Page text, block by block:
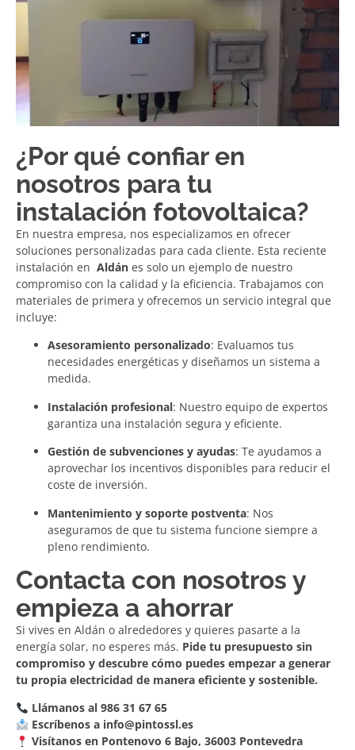
¿Por qué confiar en
nosotros para tu
instalación fotovoltaica?
En nuestra empresa, nos especializamos en ofrecer
soluciones personalizadas para cada cliente. Esta reciente
instalación en Aldán es solo un ejemplo de nuestro
compromiso con la calidad y la eficiencia. Trabajamos con
materiales de primera y ofrecemos un servicio integral que
incluye:
Asesoramiento personalizado: Evaluamos tus
necesidades energéticas y diseñamos un sistema a
medida.
Instalación profesional: Nuestro equipo de expertos
garantiza una instalación segura y eficiente.
Gestión de subvenciones y ayudas: Te ayudamos a
aprovechar los incentivos disponibles para reducir el
coste de inversión.
Mantenimiento y soporte postventa: Nos
aseguramos de que tu sistema funcione siempre a
pleno rendimiento.
Contacta con nosotros y
empieza a ahorrar
Si vives en Aldán o alrededores y quieres pasarte a la
energía solar, no esperes más. Pide tu presupuesto sin
compromiso y descubre cómo puedes empezar a generar
tu propia electricidad de manera eficiente y sostenible.
Llámanos al 986 31 67 65
Escríbenos a info@pintossl.es
Visítanos en Pontenovo 6 Bajo, 36003 Pontevedra